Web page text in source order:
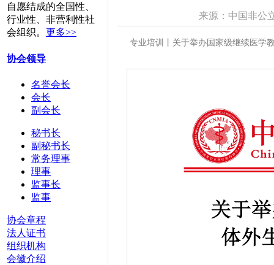
自愿结成的全国性、
行业性、非营利性社
会组织。 更多>>
协会领导
名誉会长
会长
副会长
秘书长
副秘书长
常务理事
理事
监事长
监事
协会章程
法人证书
组织机构
会徽介绍
来源：中国非公
专业培训丨关于举办国家级继续医